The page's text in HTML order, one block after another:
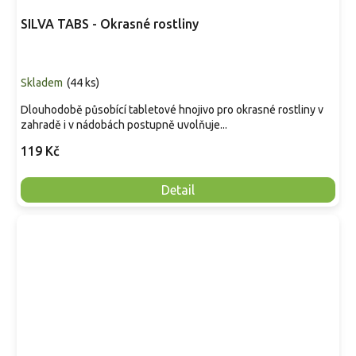
SILVA TABS - Okrasné rostliny
Skladem (44 ks)
119 Kč
Detail
Dlouhodobě působící tabletové hnojivo pro okrasné rostliny v
zahradě i v nádobách postupně uvolňuje...